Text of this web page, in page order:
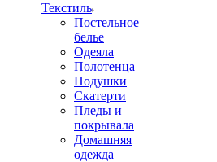
Текстиль
Постельное
белье
Одеяла
Полотенца
Подушки
Скатерти
Пледы и
покрывала
Домашняя
одежда